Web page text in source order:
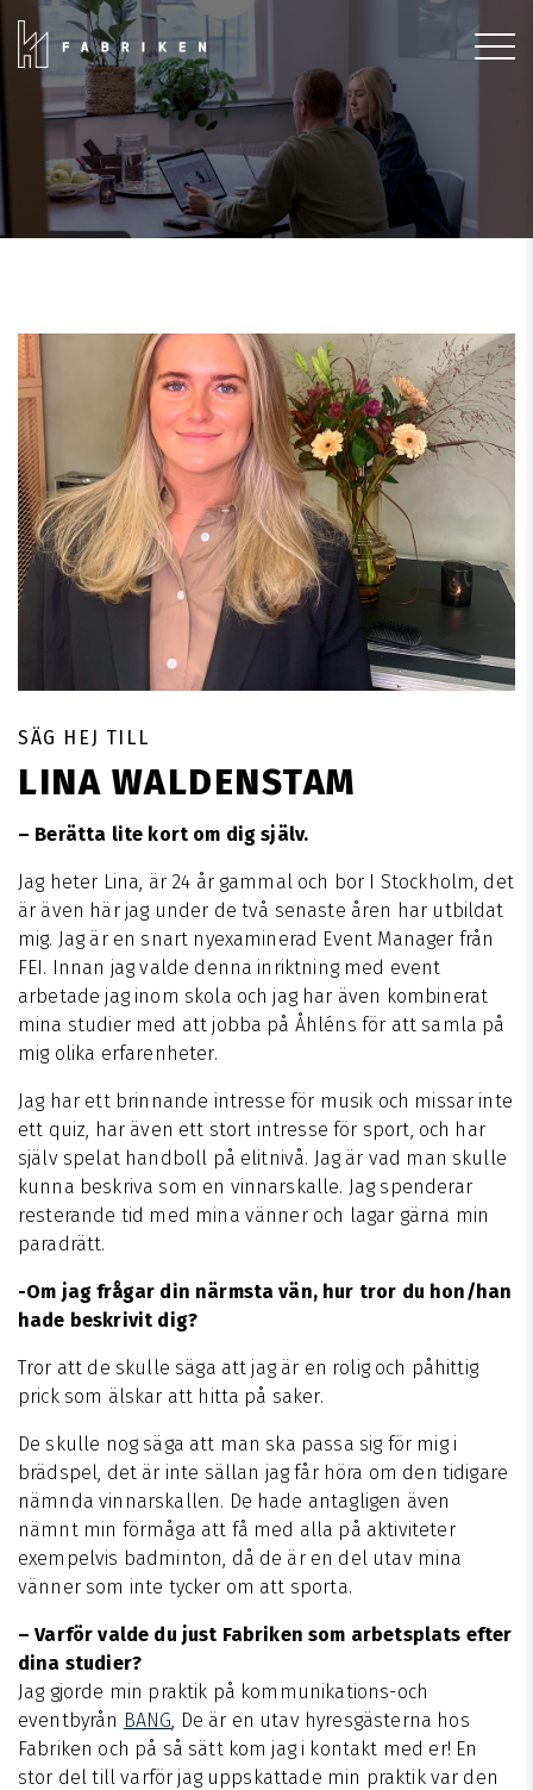
SÄG HEJ TILL
LINA WALDENSTAM
– Berätta lite kort om dig själv.
Jag heter Lina, är 24 år gammal och bor I Stockholm, det
är även här jag under de två senaste åren har utbildat
mig. Jag är en snart nyexaminerad Event Manager från
FEI. Innan jag valde denna inriktning med event
arbetade jag inom skola och jag har även kombinerat
mina studier med att jobba på Åhléns för att samla på
mig olika erfarenheter.
Jag har ett brinnande intresse för musik och missar inte
ett quiz, har även ett stort intresse för sport, och har
själv spelat handboll på elitnivå. Jag är vad man skulle
kunna beskriva som en vinnarskalle. Jag spenderar
resterande tid med mina vänner och lagar gärna min
paradrätt.
-Om jag frågar din närmsta vän, hur tror du hon/han
hade beskrivit dig?
Tror att de skulle säga att jag är en rolig och påhittig
prick som älskar att hitta på saker.
De skulle nog säga att man ska passa sig för mig i
brädspel, det är inte sällan jag får höra om den tidigare
nämnda vinnarskallen. De hade antagligen även
nämnt min förmåga att få med alla på aktiviteter
exempelvis badminton, då de är en del utav mina
vänner som inte tycker om att sporta.
– Varför valde du just Fabriken som arbetsplats efter
dina studier?
Jag gjorde min praktik på kommunikations-och
eventbyrån BANG, De är en utav hyresgästerna hos
Fabriken och på så sätt kom jag i kontakt med er! En
stor del till varför jag uppskattade min praktik var den